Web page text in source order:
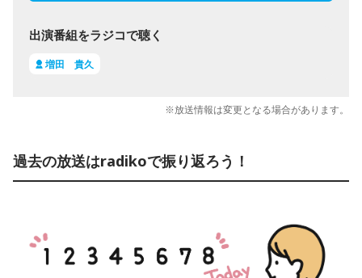
出演番組をラジコで聴く
増田 貴久
※放送情報は変更となる場合があります。
過去の放送はradikoで振り返ろう！